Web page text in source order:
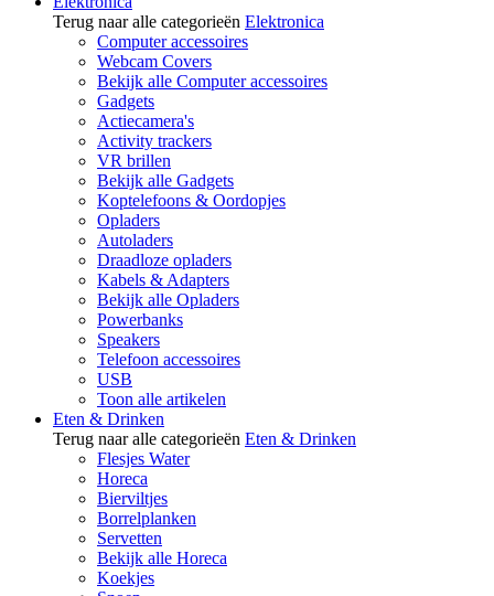
Terug naar alle categorieën Elektronica
Computer accessoires
Webcam Covers
Bekijk alle Computer accessoires
Gadgets
Actiecamera's
Activity trackers
VR brillen
Bekijk alle Gadgets
Koptelefoons & Oordopjes
Opladers
Autoladers
Draadloze opladers
Kabels & Adapters
Bekijk alle Opladers
Powerbanks
Speakers
Telefoon accessoires
USB
Toon alle artikelen
Eten & Drinken
Terug naar alle categorieën Eten & Drinken
Flesjes Water
Horeca
Bierviltjes
Borrelplanken
Servetten
Bekijk alle Horeca
Koekjes